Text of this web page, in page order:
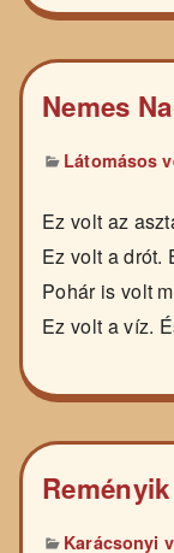
Nemes
Látomásos
Ez volt az
Ez volt a drót.
Pohár is volt
Ez volt a víz.
Karácsonyi